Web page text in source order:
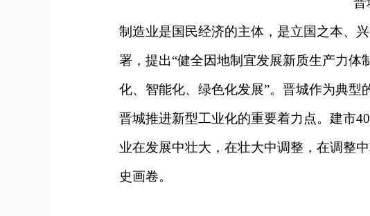
制造业是国民经济的主体，是立国之本、
署，提出“健全因地制宜发展新质生产力体
化、智能化、绿色化发展”。晋城作为典型
晋城推进新型工业化的重要着力点。建市
业在发展中壮大，在壮大中调整，在调整
史画卷。